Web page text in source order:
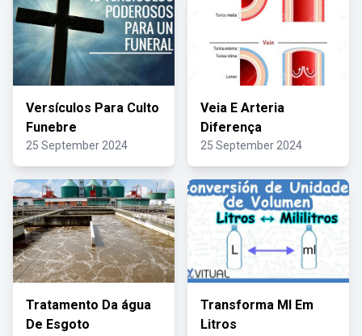
Versículos Para Culto
Funebre
25 September 2024
Veia E Arteria
Diferença
25 September 2024
Tratamento Da água
De Esgoto
Transforma Ml Em
Litros